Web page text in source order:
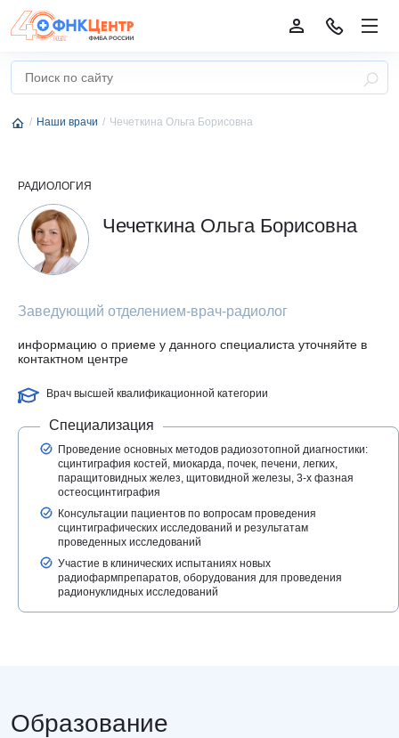
Наши врачи Чечеткина Ольга Борисовна
РАДИОЛОГИЯ
Чечеткина Ольга Борисовна
Заведующий отделением-врач-радиолог
информацию о приеме у данного специалиста уточняйте в
контактном центре
Врач высшей квалификационной категории
Специализация
Проведение основных методов радиозотопной диагностики:
сцинтиграфия костей, миокарда, почек, печени, легких,
паращитовидных желез, щитовидной железы, 3-х фазная
остеосцинтиграфия
Консультации пациентов по вопросам проведения
сцинтиграфических исследований и результатам
проведенных исследований
Участие в клинических испытаниях новых
радиофармпрепаратов, оборудования для проведения
радионуклидных исследований
Образование